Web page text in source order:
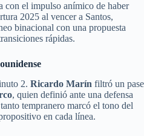
con el impulso anímico de haber
2025 al vencer a Santos,
binacional con una propuesta
rápidas.
2. Ricardo Marín filtró un pase
, quien definió ante una defensa
tempranero marcó el tono del
en cada línea.